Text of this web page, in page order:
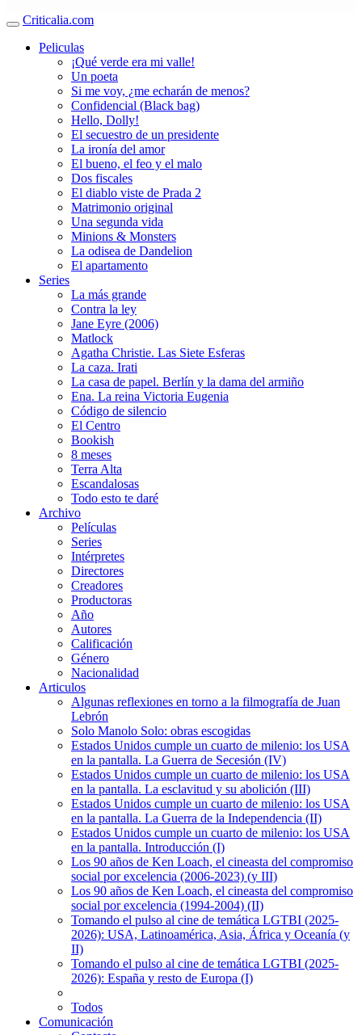
Criticalia.com
Peliculas
¡Qué verde era mi valle!
Un poeta
Si me voy, ¿me echarán de menos?
Confidencial (Black bag)
Hello, Dolly!
El secuestro de un presidente
La ironía del amor
El bueno, el feo y el malo
Dos fiscales
El diablo viste de Prada 2
Matrimonio original
Una segunda vida
Minions & Monsters
La odisea de Dandelion
El apartamento
Series
La más grande
Contra la ley
Jane Eyre (2006)
Matlock
Agatha Christie. Las Siete Esferas
La caza. Irati
La casa de papel. Berlín y la dama del armiño
Ena. La reina Victoria Eugenia
Código de silencio
El Centro
Bookish
8 meses
Terra Alta
Escandalosas
Todo esto te daré
Archivo
Películas
Series
Intérpretes
Directores
Creadores
Productoras
Año
Autores
Calificación
Género
Nacionalidad
Articulos
Algunas reflexiones en torno a la filmografía de Juan
Lebrón
Solo Manolo Solo: obras escogidas
Estados Unidos cumple un cuarto de milenio: los USA
en la pantalla. La Guerra de Secesión (IV)
Estados Unidos cumple un cuarto de milenio: los USA
en la pantalla. La esclavitud y su abolición (III)
Estados Unidos cumple un cuarto de milenio: los USA
en la pantalla. La Guerra de la Independencia (II)
Estados Unidos cumple un cuarto de milenio: los USA
en la pantalla. Introducción (I)
Los 90 años de Ken Loach, el cineasta del compromiso
social por excelencia (2006-2023) (y III)
Los 90 años de Ken Loach, el cineasta del compromiso
social por excelencia (1994-2004) (II)
Tomando el pulso al cine de temática LGTBI (2025-
2026): USA, Latinoamérica, Asia, África y Oceanía (y
II)
Tomando el pulso al cine de temática LGTBI (2025-
2026): España y resto de Europa (I)
Todos
Comunicación